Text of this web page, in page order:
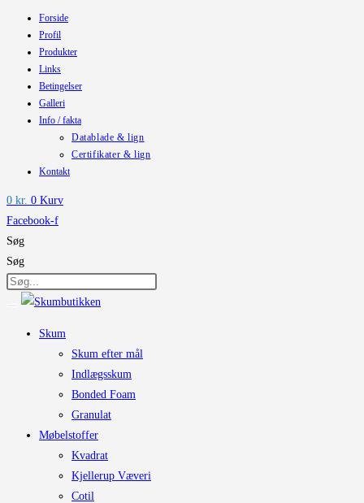
Forside
Profil
Produkter
Links
Betingelser
Galleri
Info / fakta
Datablade & lign
Certifikater & lign
Kontakt
0 kr. 0 Kurv
Facebook-f
Søg
Søg
Skum
Skum efter mål
Indlægsskum
Bonded Foam
Granulat
Møbelstoffer
Kvadrat
Kjellerup Væveri
Cotil